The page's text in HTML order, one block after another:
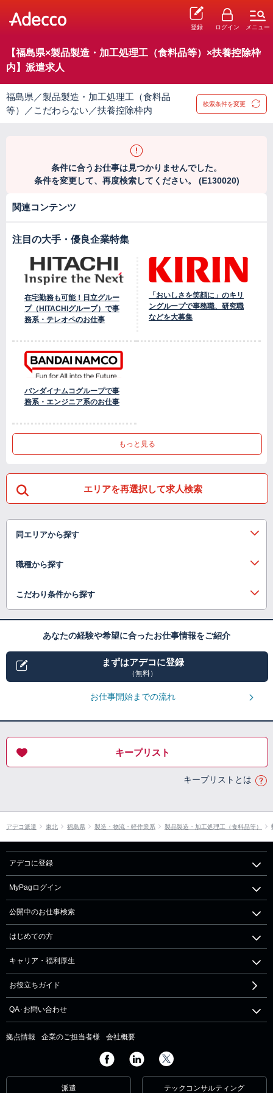
登録 ログイン メニュー
【福島県×製品製造・加工処理工（食料品等）×扶養控除枠
内】派遣求人
福島県／製品製造・加工処理工（食料品
等）／こだわらない／扶養控除枠内
検索条件を変更
条件に合うお仕事は見つかりませんでした。
条件を変更して、再度検索してください。 (E130020)
関連コンテンツ
注目の大手・優良企業特集
在宅勤務も可能！日立グルー
プ（HITACHIグループ）で事
務系・テレオペのお仕事
「おいしさを笑顔に」のキリ
ングループで事務職、研究職
などを大募集
バンダイナムコグループで事
務系・エンジニア系のお仕事
もっと見る
エリアを再選択して求人検索
同エリアから探す
職種から探す
こだわり条件から探す
あなたの経験や希望に合ったお仕事情報をご紹介
まずはアデコに登録
（無料）
お仕事開始までの流れ
キープリスト
キープリストとは
アデコ派遣 東北 福島県 製造・物流・軽作業系 製品製造・加工処理工（食料品等）
アデコに登録
MyPagログイン
公開中のお仕事検索
はじめての方
キャリア・福利厚生
お役立ちガイド
QA･お問い合わせ
拠点情報 企業のご担当者様 会社概要
派遣 テックコンサルティング